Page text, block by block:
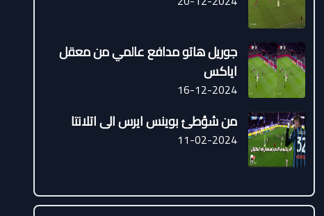
جوريل هاتو مدافع عالمي من معقل
اياكس
16-12-2024
من شؤطئ بوينس ايرس الى اتلانتا
11-02-2024